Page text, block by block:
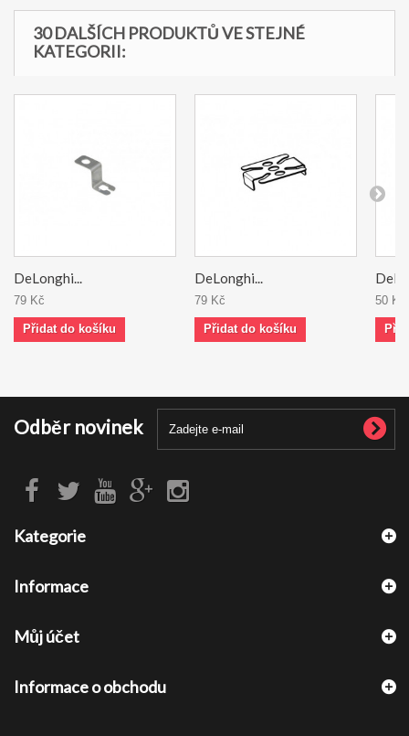
30 DALŠÍCH PRODUKTŮ VE STEJNÉ
KATEGORII:
DeLonghi...
79 Kč
Přidat do košíku
DeLonghi...
79 Kč
Přidat do košíku
50 Kč
Odběr novinek
Kategorie
Informace
Můj účet
Informace o obchodu